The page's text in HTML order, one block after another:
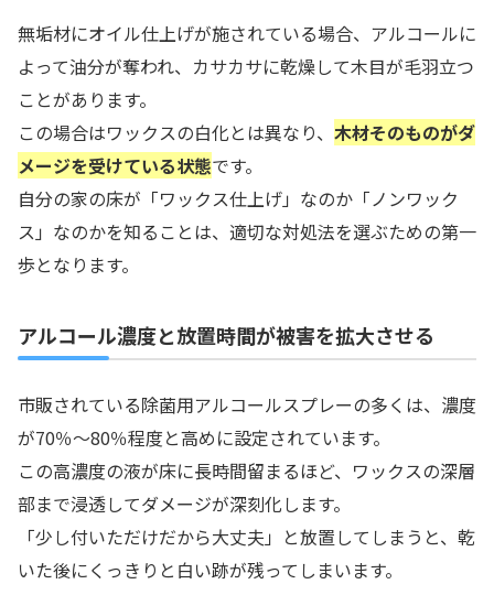
無垢材にオイル仕上げが施されている場合、アルコールに
よって油分が奪われ、カサカサに乾燥して木目が毛羽立つ
ことがあります。
この場合はワックスの白化とは異なり、 木材そのものがダ
メージを受けている状態です。
自分の家の床が「ワックス仕上げ」なのか「ノンワック
ス」なのかを知ることは、適切な対処法を選ぶための第一
歩となります。
アルコール濃度と放置時間が被害を拡大させる
市販されている除菌用アルコールスプレーの多くは、濃度
が70％〜80％程度と高めに設定されています。
この高濃度の液が床に長時間留まるほど、ワックスの深層
部まで浸透してダメージが深刻化します。
「少し付いただけだから大丈夫」と放置してしまうと、乾
いた後にくっきりと白い跡が残ってしまいます。